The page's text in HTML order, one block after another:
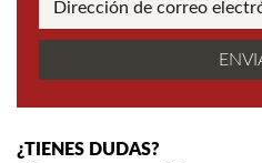
¿TIENES DUDAS?